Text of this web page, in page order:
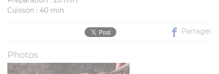
Cuisson : 40 min
Partager
Photos